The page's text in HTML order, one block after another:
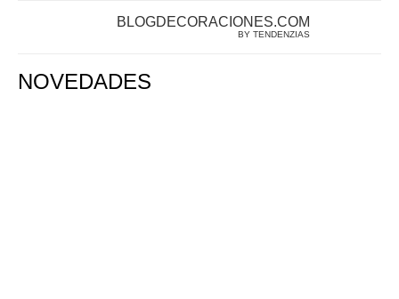
BLOGDECORACIONES.COM
BY TENDENZIAS
NOVEDADES